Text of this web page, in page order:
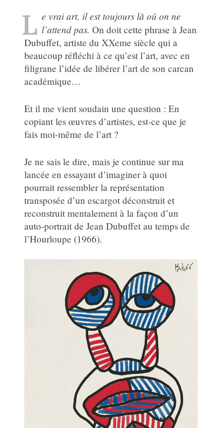
L e vrai art, il est toujours là où on ne
l’attend pas. On doit cette phrase à Jean
Dubuffet, artiste du XXeme siècle qui a
beaucoup réfléchi à ce qu’est l’art, avec en
filigrane l’idée de libérer l’art de son carcan
académique…
Et il me vient soudain une question : En
copiant les œuvres d’artistes, est-ce que je
fais moi-même de l’art ?
Je ne sais le dire, mais je continue sur ma
lancée en essayant d’imaginer à quoi
pourrait ressembler la représentation
transposée d’un escargot déconstruit et
reconstruit mentalement à la façon d’un
auto-portrait de Jean Dubuffet au temps de
l’Hourloupe (1966).